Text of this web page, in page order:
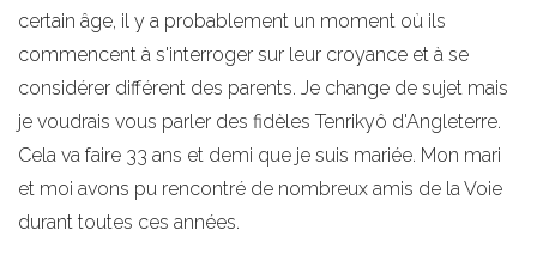
certain âge, il y a probablement un moment où ils
commencent à s'interroger sur leur croyance et à se
considérer différent des parents. Je change de sujet mais
je voudrais vous parler des fidèles Tenrikyô d'Angleterre.
Cela va faire 33 ans et demi que je suis mariée. Mon mari
et moi avons pu rencontré de nombreux amis de la Voie
durant toutes ces années.